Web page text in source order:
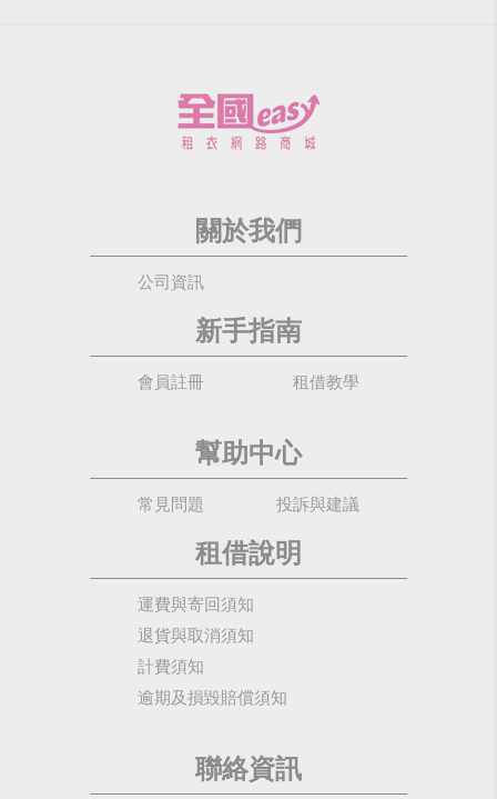
關於我們
公司資訊
新手指南
會員註冊 租借教學
幫助中心
常見問題 投訴與建議
租借說明
運費與寄回須知
退貨與取消須知
計費須知
逾期及損毀賠償須知
聯絡資訊